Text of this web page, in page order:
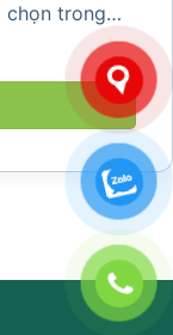
chọn trong
hội
Không chỉ